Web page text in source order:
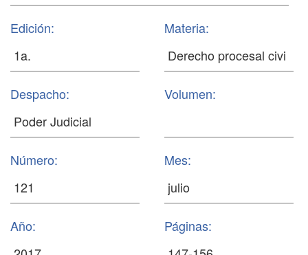
Edición: Materia:
Despacho: Volumen:
Número: Mes:
Año: Páginas: